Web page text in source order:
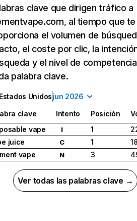
clave que dirigen tráfico a
al tiempo que te
el volumen de
el coste por clic, la
y el nivel de
palabra clave.
Estados Unidosjun 2026
clave Intento Posición
vape
I 1
juice
C 1
vape
N 3
Ver todas las palabras clave →